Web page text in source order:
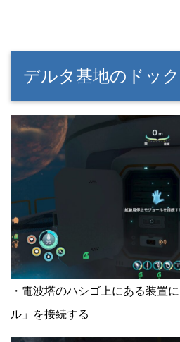
デルタ基地のドック
・電波塔のハシゴ上にある装置
ル」を接続する